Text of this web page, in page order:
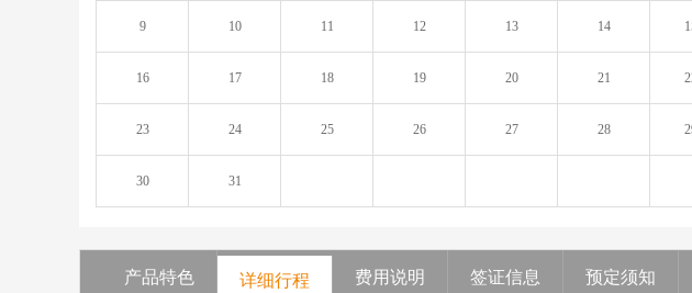
9 10 11 12 13 14
16 17 18 19 20 21
23 24 25 26 27 28
30 31
产品特色 详细行程 费用说明 签证信息 预定须知